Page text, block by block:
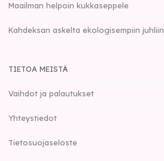
Maailman helpoin kukkaseppele
Kahdeksan askelta ekologisempiin juhliin
TIETOA MEISTÄ
Vaihdot ja palautukset
Yhteystiedot
Tietosuojaseloste